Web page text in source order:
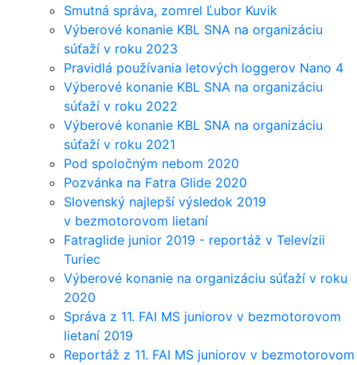
Smutná správa, zomrel Ľubor Kuvik
Výberové konanie KBL SNA na organizáciu
súťaží v roku 2023
Pravidlá používania letových loggerov Nano 4
Výberové konanie KBL SNA na organizáciu
súťaží v roku 2022
Výberové konanie KBL SNA na organizáciu
súťaží v roku 2021
Pod spoločným nebom 2020
Pozvánka na Fatra Glide 2020
Slovenský najlepší výsledok 2019
v bezmotorovom lietaní
Fatraglide junior 2019 - reportáž v Televízii
Turiec
Výberové konanie na organizáciu súťaží v roku
2020
Správa z 11. FAI MS juniorov v bezmotorovom
lietaní 2019
Reportáž z 11. FAI MS juniorov v bezmotorovom